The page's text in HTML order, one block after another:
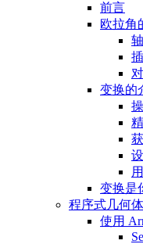
前言
欧拉角
变换的
变换是
程序式几何体
使用